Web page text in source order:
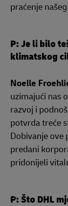
praćenje
P: Je li bilo
klimatskog
Noelle
uzimajući nas
razvoj i
potvrda treće
Dobivanje ove
predani
pridonijeli
P: Što DHL